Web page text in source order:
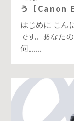
う【Canon
はじめに こん
です。あなた
何.......